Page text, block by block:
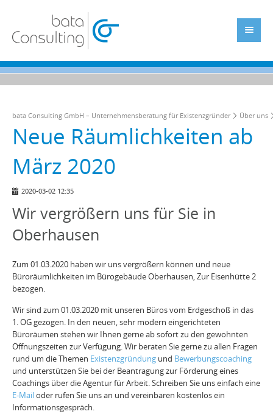
bata Consulting GmbH – Unternehmensberatung für Existenzgründer Über uns
Neue Räumlichkeiten ab
März 2020
2020-03-02 12:35
Wir vergrößern uns für Sie in
Oberhausen
Zum 01.03.2020 haben wir uns vergrößern können und neue
Büroräumlichkeiten im Bürogebäude Oberhausen, Zur Eisenhütte 2
bezogen.
Wir sind zum 01.03.2020 mit unseren Büros vom Erdgeschoß in das
1. OG gezogen. In den neuen, sehr modern eingerichteten
Büroräumen stehen wir Ihnen gerne ab sofort zu den gewohnten
Öffnungszeiten zur Verfügung. Wir beraten Sie gerne zu allen Fragen
rund um die Themen Existenzgründung und Bewerbungscoaching
und unterstützen Sie bei der Beantragung zur Förderung eines
Coachings über die Agentur für Arbeit. Schreiben Sie uns einfach eine
E-Mail oder rufen Sie uns an und vereinbaren kostenlos ein
Informationsgespräch.